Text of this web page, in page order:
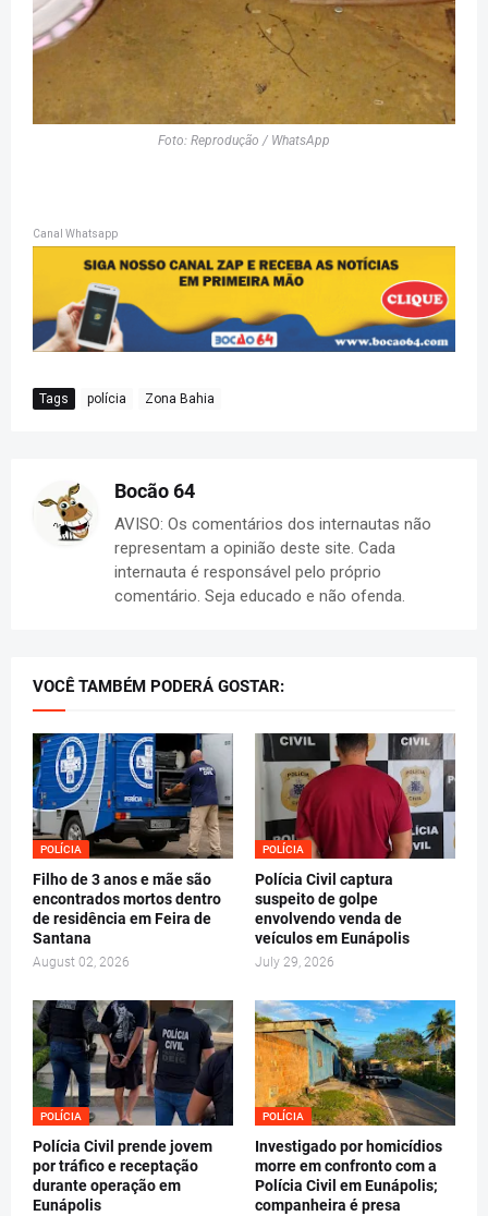
Foto: Reprodução / WhatsApp
Canal Whatsapp
Tags polícia Zona Bahia
Bocão 64
AVISO: Os comentários dos internautas não
representam a opinião deste site. Cada
internauta é responsável pelo próprio
comentário. Seja educado e não ofenda.
VOCÊ TAMBÉM PODERÁ GOSTAR:
POLÍCIA
Filho de 3 anos e mãe são
encontrados mortos dentro
de residência em Feira de
Santana
August 02, 2026
POLÍCIA
Polícia Civil captura
suspeito de golpe
envolvendo venda de
veículos em Eunápolis
July 29, 2026
POLÍCIA
Polícia Civil prende jovem
por tráfico e receptação
durante operação em
Eunápolis
POLÍCIA
Investigado por homicídios
morre em confronto com a
Polícia Civil em Eunápolis;
companheira é presa